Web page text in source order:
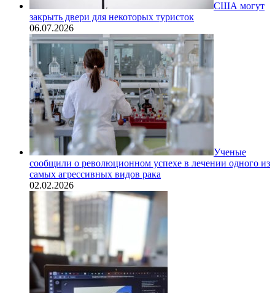
США могут
закрыть двери для некоторых туристок
06.07.2026
Ученые
сообщили о революционном успехе в лечении одного из
самых агрессивных видов рака
02.02.2026